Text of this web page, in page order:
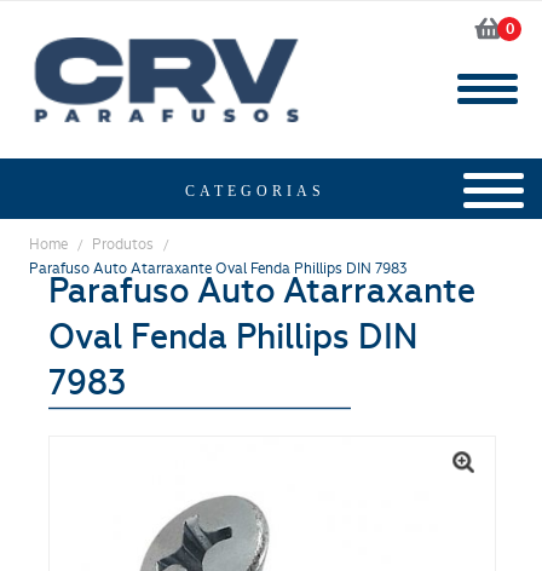
0
Home / Produtos /
Parafuso Auto Atarraxante Oval Fenda Phillips DIN 7983
Parafuso Auto Atarraxante
Oval Fenda Phillips DIN
7983